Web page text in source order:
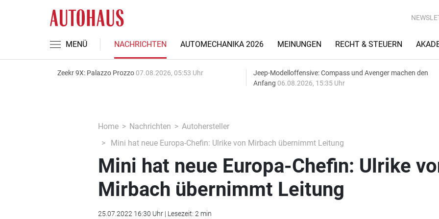
MENÜ NACHRICHTEN AUTOMECHANIKA 2026 MEINUNGEN RECHT & STEUERN
Zeekr 9X: Palazzo Prozzo 07.08.2026, 05:53 Uhr
Jeep-Modelloffensive: Compass und Avenger machen den
Anfang 06.08.2026, 15:35 Uhr
Home Nachrichten
Autohersteller
Mini hat neue Europa-Chefin: Ulrike von Mirbach übernimmt Leitung
Mini hat neue Europa-Chefin: Ulrike
Mirbach übernimmt Leitung
25.07.2022 16:30 Uhr | Lesezeit: 2 min